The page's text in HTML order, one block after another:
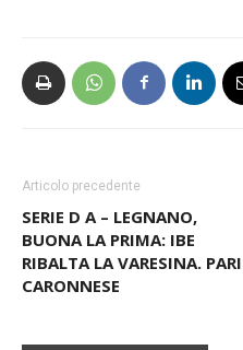
Articolo precedente
SERIE D A – LEGNANO,
BUONA LA PRIMA: IBE
RIBALTA LA VARESINA. PARI
CARONNESE